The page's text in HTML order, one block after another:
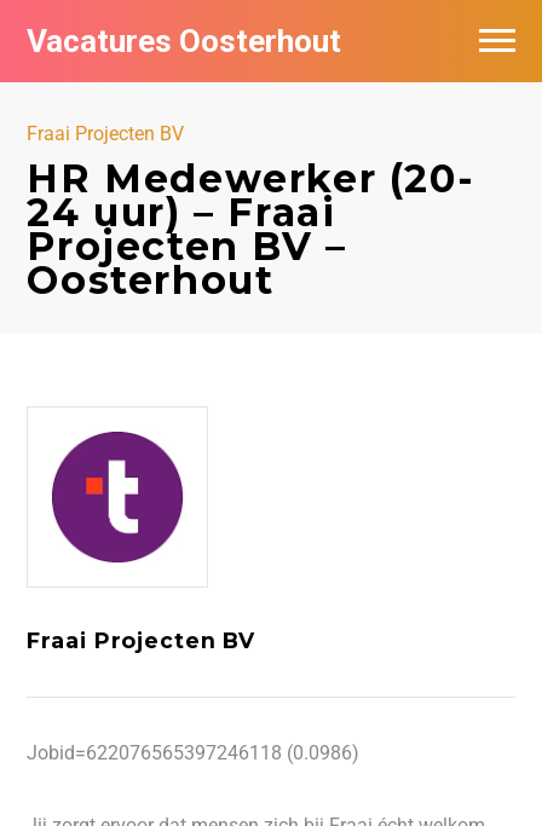
Vacatures Oosterhout
Fraai Projecten BV
HR Medewerker (20-
24 uur) – Fraai
Projecten BV –
Oosterhout
Fraai Projecten BV
Jobid=622076565397246118 (0.0986)
Vacatures per bedrijf